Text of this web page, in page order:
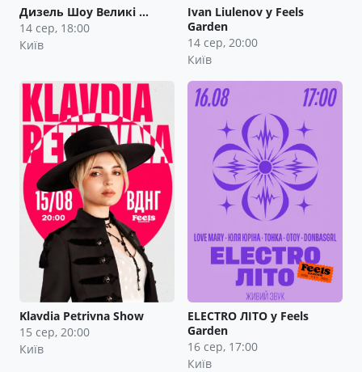
Дизель Шоу Великі …
14 сер, 18:00
Київ
Ivan Liulenov у Feels
Garden
14 сер, 20:00
Київ
Klavdia Petrivna Show
15 сер, 20:00
Київ
ELECTRO ЛІТО у Feels
Garden
16 сер, 17:00
Київ